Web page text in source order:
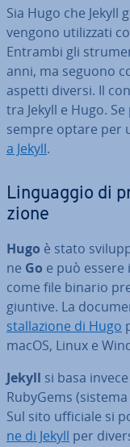
Sia Hugo che
vengono uti­liz­za­ti
Entrambi gli
anni, ma seguono
aspetti diversi. Il
tra Jekyll e Hugo.
sempre optare per
a Jekyll.
Lin­guag­gio di
zio­ne
Hugo è stato
ne Go e può
come file binario
giun­ti­ve. La
stal­la­zio­ne di Hugo
macOS, Linux e
Jekyll si basa
RubyGems
Sul sito ufficiale si
ne di Jekyll per